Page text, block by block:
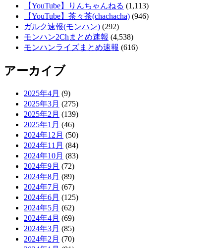
【YouTube】りんちゃんねる (1,113)
【YouTube】茶々茶(chachacha) (946)
ガルク速報(モンハン) (292)
モンハン2Chまとめ速報 (4,538)
モンハンライズまとめ速報 (616)
アーカイブ
2025年4月 (9)
2025年3月 (275)
2025年2月 (139)
2025年1月 (46)
2024年12月 (50)
2024年11月 (84)
2024年10月 (83)
2024年9月 (72)
2024年8月 (89)
2024年7月 (67)
2024年6月 (125)
2024年5月 (62)
2024年4月 (69)
2024年3月 (85)
2024年2月 (70)